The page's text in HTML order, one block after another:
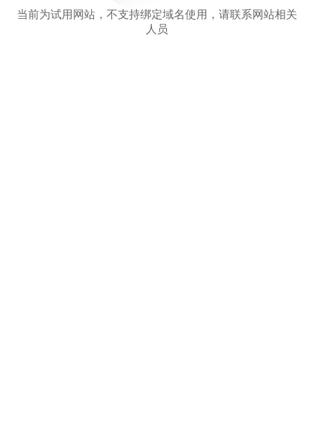
当前为试用网站，不支持绑定域名使用，请联系网站相关
人员